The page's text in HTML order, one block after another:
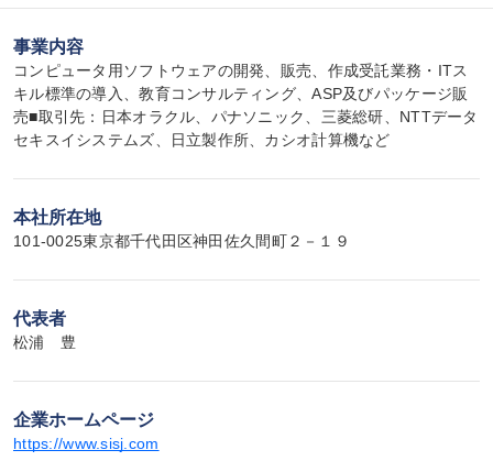
事業内容
コンピュータ用ソフトウェアの開発、販売、作成受託業務・ITス
キル標準の導入、教育コンサルティング、ASP及びパッケージ販
売■取引先：日本オラクル、パナソニック、三菱総研、NTTデータ
セキスイシステムズ、日立製作所、カシオ計算機など
本社所在地
101-0025東京都千代田区神田佐久間町２－１９
代表者
松浦　豊
企業ホームページ
https://www.sisj.com